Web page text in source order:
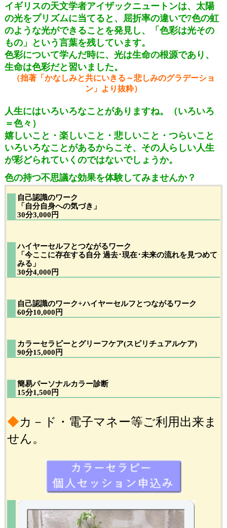
イギリスの天文学者アイザックニュートンは、太陽
の光をプリズムに当てると、屈折率の違いで7色の虹
のような光ができることを発見し、「色彩は光その
もの」という言葉を残しています。
色彩について学んだ時に、光は生命の根源であり、
生命は色彩だと習いました。
（拙著「かなしみと共にいきる～悲しみのグラデーショ
ン」より抜粋）
人生にはいろいろなことがありますね。（いろいろ
＝色々）
嬉しいこと・楽しいこと・悲しいこと・つらいこと
いろいろなことがあるからこそ、その人らしい人生
が彩どられていくのではないでしょうか。
色の持つ不思議な効果を体験してみませんか？
自己認識のワーク
「自分自身への気づき」
30分3,000円
ハイヤーセルフとつながるワーク
「今ここに存在する自分 過去･現在･未来の流れを見つめて
みる」
30分4,000円
自己認識のワーク+ハイヤーセルフとつながるワーク
60分10,000円
カラーセラピーとグリーフケア(スピリチュアルケア)
90分15,000円
簡易パーソナルカラー診断
15分1,500円
◆カ－ド・電子マネー等ご利用出来ま
せん。